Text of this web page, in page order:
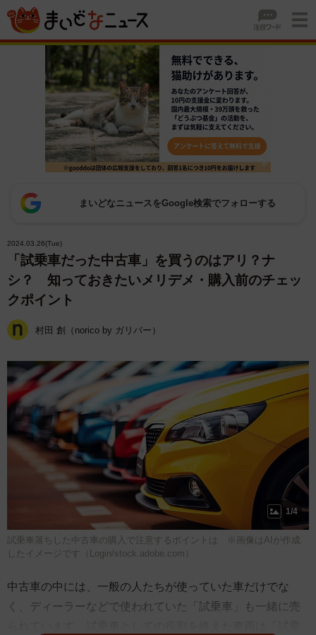
まいどなニュースをGoogle検索でフォローする
2024.03.26(Tue)
「試乗車だった中古車」を買うのはアリ？ナ
シ？ 知っておきたいメリデメ・購入前のチェッ
クポイント
村田 創（norico by ガリバー）
1/4
試乗車落ちした中古車の購入で注意するポイントは ※画像はAIが作成
したイメージです（Login/stock.adobe.com）
中古車の中には、一般の人たちが使っていた車だけでな
く、ディーラーなどで使われていた「試乗車」も一緒に売